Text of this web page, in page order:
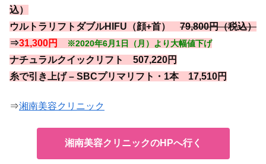
込）
ウルトラリフトダブルHIFU（顔+首） 79,800円（税込）
⇒31,300円 ※2020年6月1日（月）より大幅値下げ
ナチュラルクイックリフト 507,220円
糸で引き上げ – SBCプリマリフト・1本 17,510円
⇒湘南美容クリニック
湘南美容クリニックのHPへ行く